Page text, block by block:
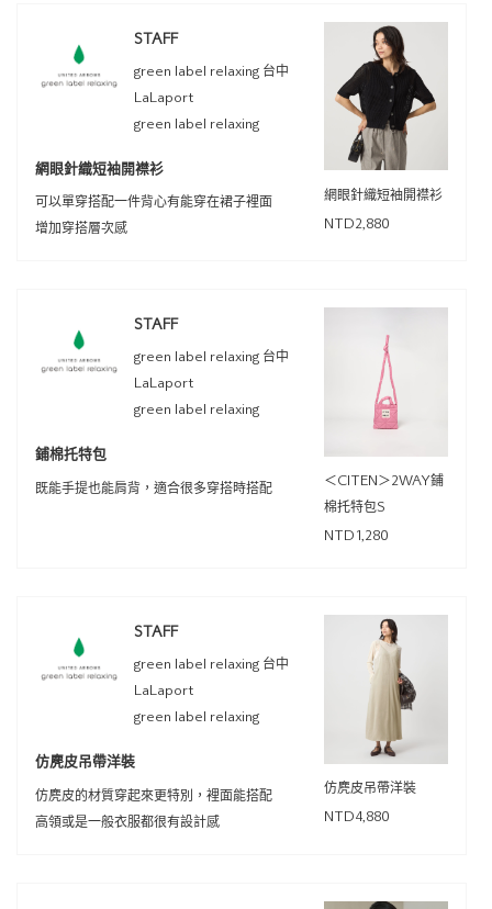
STAFF
green label relaxing 台中
LaLaport
green label relaxing
網眼針織短袖開襟衫
可以單穿搭配一件背心有能穿在裙子裡面
增加穿搭層次感
網眼針織短袖開襟衫
NTD2,880
STAFF
green label relaxing 台中
LaLaport
green label relaxing
鋪棉托特包
既能手提也能肩背，適合很多穿搭時搭配
＜CITEN＞2WAY鋪
棉托特包S
NTD1,280
STAFF
green label relaxing 台中
LaLaport
green label relaxing
仿麂皮吊帶洋裝
仿麂皮的材質穿起來更特別，裡面能搭配
高領或是一般衣服都很有設計感
仿麂皮吊帶洋裝
NTD4,880